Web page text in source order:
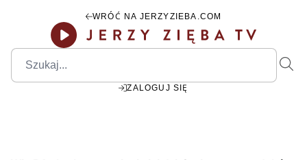
WRÓĆ NA JERZYZIEBA.COM
ZALOGUJ SIĘ